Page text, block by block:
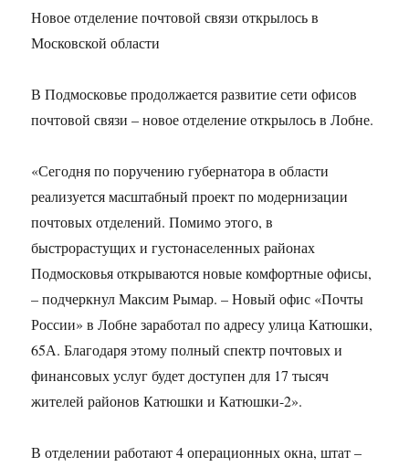
Новое отделение почтовой связи открылось в
Московской области
В Подмосковье продолжается развитие сети офисов
почтовой связи – новое отделение открылось в Лобне.
«Сегодня по поручению губернатора в области
реализуется масштабный проект по модернизации
почтовых отделений. Помимо этого, в
быстрорастущих и густонаселенных районах
Подмосковья открываются новые комфортные офисы,
– подчеркнул Максим Рымар. – Новый офис «Почты
России» в Лобне заработал по адресу улица Катюшки,
65А. Благодаря этому полный спектр почтовых и
финансовых услуг будет доступен для 17 тысяч
жителей районов Катюшки и Катюшки-2».
В отделении работают 4 операционных окна, штат –